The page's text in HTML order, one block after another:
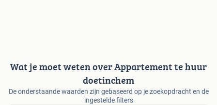
Wat je moet weten over Appartement te huur
doetinchem
De onderstaande waarden zijn gebaseerd op je zoekopdracht en de
ingestelde filters